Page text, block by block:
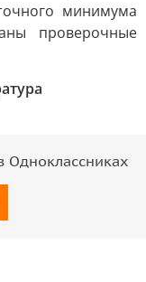
минимума
проверочные
Одноклассниках